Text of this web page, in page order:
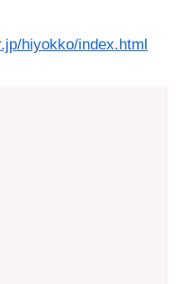
hiyokko/index.html